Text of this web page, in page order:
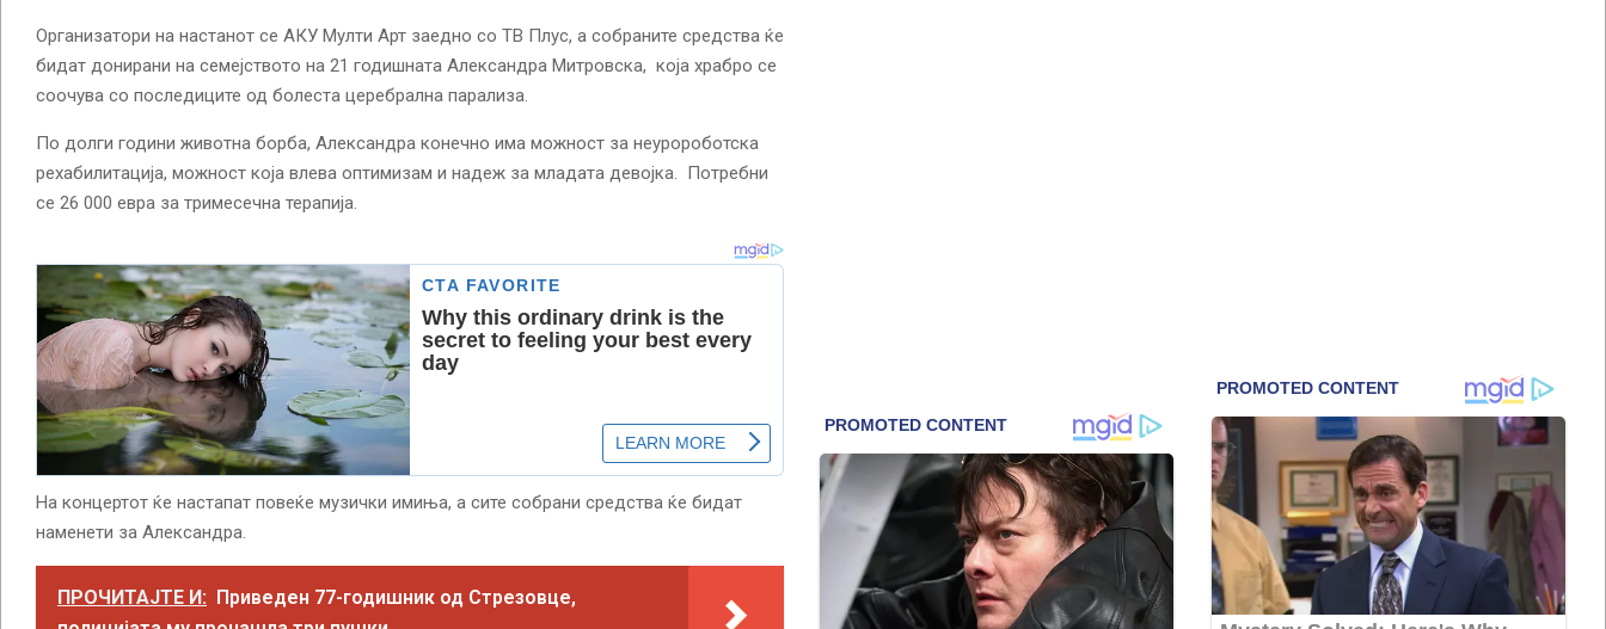
Организатори на настанот се АКУ Мулти Арт заедно со ТВ Плус, а собраните средства ќе
бидат донирани на семејството на 21 годишната Александра Митровска, која храбро се
соочува со последиците од болеста церебрална парализа.
По долги години животна борба, Александра конечно има можност за неуророботска
рехабилитација, можност која влева оптимизам и надеж за младата девојка. Потребни
се 26 000 евра за тримесечна терапија.
На концертот ќе настапат повеќе музички имиња, а сите собрани средства ќе бидат
наменети за Александра.
ПРОЧИТАЈТЕ И: Приведен 77-годишник од Стрезовце,